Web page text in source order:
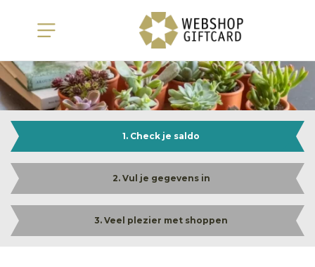
1. Check je saldo
2. Vul je gegevens in
3. Veel plezier met shoppen